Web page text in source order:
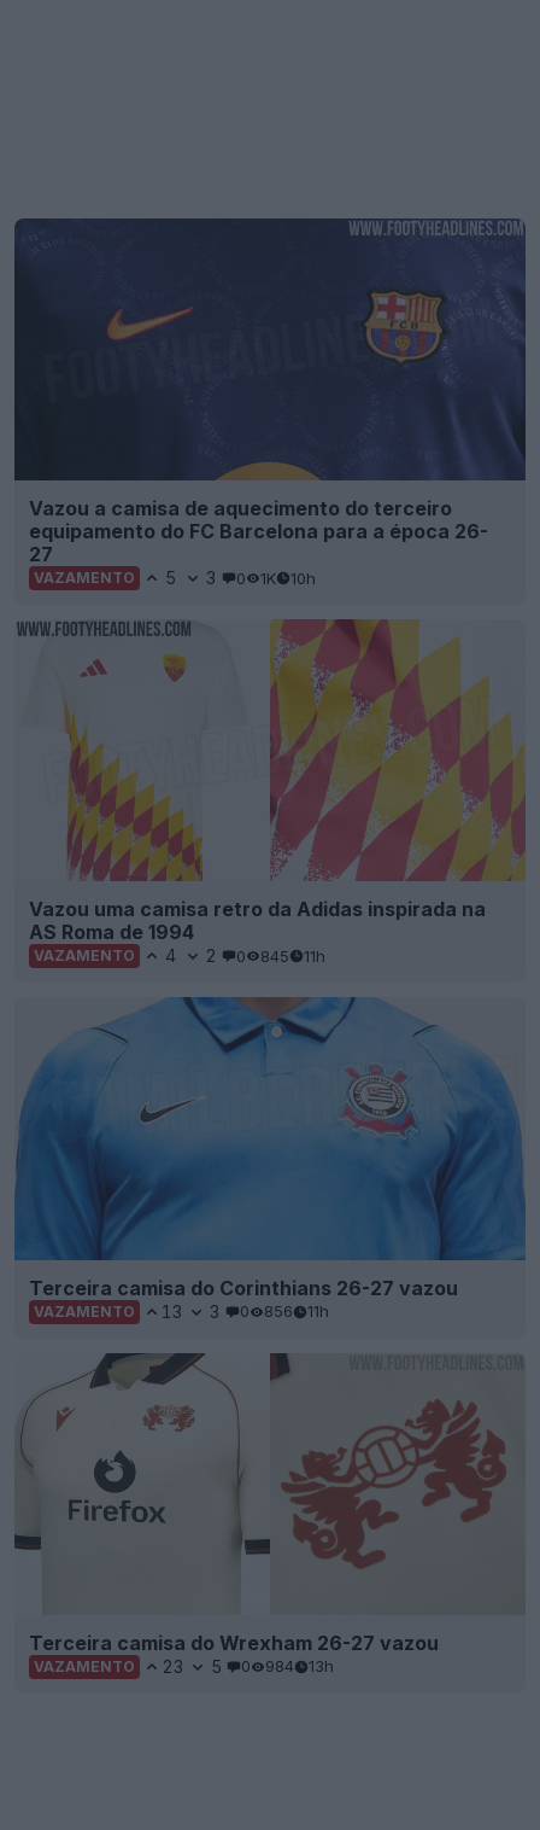
Vazou a camisa de aquecimento do terceiro
equipamento do FC Barcelona para a época 26-
27
VAZAMENTO 5 3 0 1K 10h
Vazou uma camisa retro da Adidas inspirada na
AS Roma de 1994
VAZAMENTO 4 2 0 845 11h
Terceira camisa do Corinthians 26-27 vazou
VAZAMENTO 13 3 0 856 11h
Terceira camisa do Wrexham 26-27 vazou
VAZAMENTO 23 5 0 984 13h